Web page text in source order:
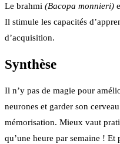
Le brahmi (Bacopa monnieri)
Il stimule les capacités
d’acquisition.
Synthèse
Il n’y pas de magie pour
neurones et garder son
mémorisation. Mieux vaut
qu’une heure par semaine !